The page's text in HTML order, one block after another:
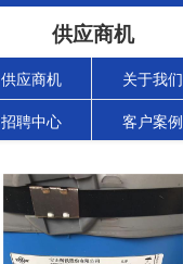
供应商机
供应商机 关于我们
招聘中心 客户案例